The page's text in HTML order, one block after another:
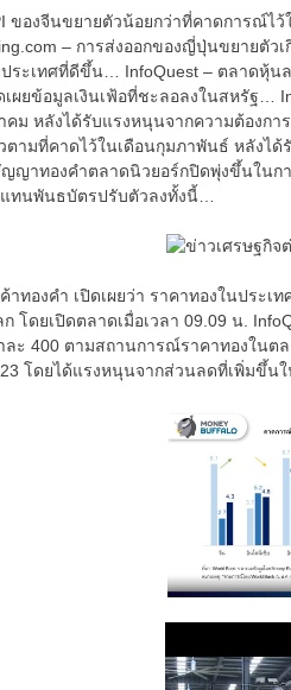
ของจีนขยายตัวน้อยกว่าที่คาดการณ์ไ
– การส่งออกของญี่ปุ่นขยายตั
ประเทศที่ดีขึ้น… InfoQuest – ตลาดหุ้
ผยข้อมูลเงินเฟ้อที่ชะลอลงในสหรัฐ…
คม หลังได้รับแรงหนุนจากความต้องก
ามที่คาดไว้ในเดือนกุมภาพันธ์ หลังไ
ญาทองคำตลาดนิวยอร์กปิดพุ่งขึ้นในก
ทนพันธบัตรปรับตัวลงทั้งนี้…
าทองคำ เปิดเผยว่า ราคาทองในปร
โดยเปิดตลาดเมื่อเวลา 09.09 น.
ะ 400 ตามสถานการณ์ราคาทองในต
โดยได้แรงหนุนจากส่วนลดที่เพิ่มขึ้น